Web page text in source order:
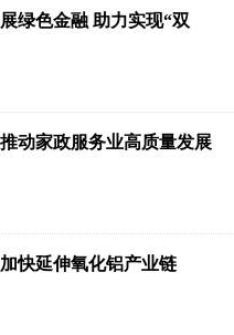
绿色金融 助力实现“双
动家政服务业高质量发展
快延伸氧化铝产业链